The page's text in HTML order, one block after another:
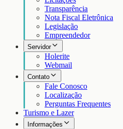
Transparência
Nota Fiscal Eletrônica
Legislação
Empreendedor
Servidor
Holerite
Webmail
Contato
Fale Conosco
Localização
Perguntas Frequentes
Turismo e Lazer
Informações